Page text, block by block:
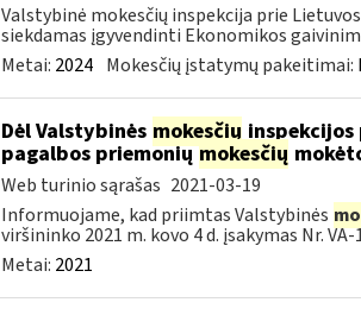
Valstybinė mokesčių inspekcija prie
siekdamas įgyvendinti Ekonomikos
Metai: 2024 Mokesčių įstatymų pakeitimai:
Dėl Valstybinės mokesčiųinspekcijos
pagalbos priemoniųmokesčių
Web turinio sąrašas 2021-03-19
Informuojame, kad priimtas Valstybinės
viršininko 2021 m. kovo 4 d. įsakymas Nr.
Metai: 2021